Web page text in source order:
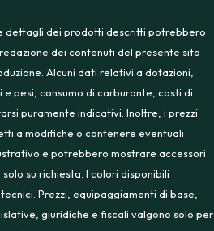
dettagli dei prodotti descritti potrebbero
dei contenuti del presente sito
Alcuni dati relativi a dotazioni,
pesi, consumo di carburante, costi di
puramente indicativi. Inoltre, i prezzi
a modifiche o contenere eventuali
e potrebbero mostrare accessori
su richiesta. I colori disponibili
Prezzi, equipaggiamenti di base,
giuridiche e fiscali valgono solo per